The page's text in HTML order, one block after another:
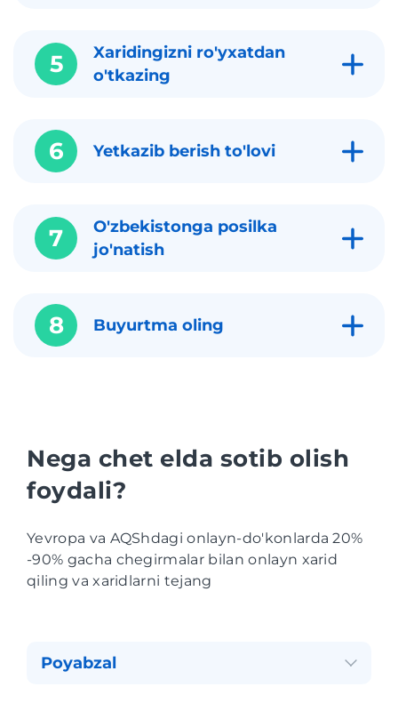
5
Xaridingizni ro'yxatdan
o'tkazing
6 Yetkazib berish to'lovi
7
O'zbekistonga posilka
jo'natish
8 Buyurtma oling
Nega chet elda sotib olish
foydali?
Yevropa va AQShdagi onlayn-do'konlarda 20%
-90% gacha chegirmalar bilan onlayn xarid
qiling va xaridlarni tejang
Poyabzal